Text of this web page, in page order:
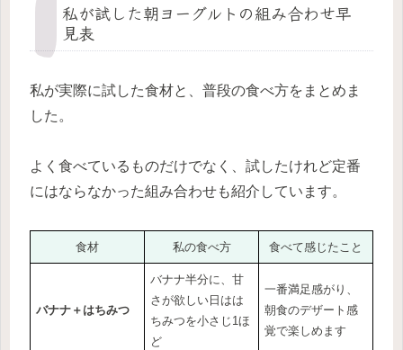
私が試した朝ヨーグルトの組み合わせ早
見表
私が実際に試した食材と、普段の食べ方をまとめま
した。
よく食べているものだけでなく、試したけれど定番
にはならなかった組み合わせも紹介しています。
食材 私の食べ方 食べて感じたこと
バナナ＋はちみつ
バナナ半分に、甘
さが欲しい日はは
ちみつを小さじ1ほ
ど
一番満足感がり、
朝食のデザート感
覚で楽しめます